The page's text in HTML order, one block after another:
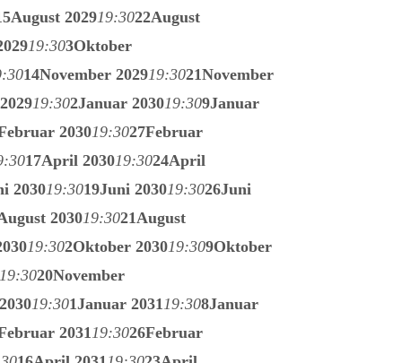
August 202919:3022August
19:303Oktober
14November 202919:3021November
19:302Januar 203019:309Januar
203019:3027Februar
17April 203019:3024April
203019:3019Juni 203019:3026Juni
203019:3021 August
19:302Oktober 203019:309Oktober
19:3020November
19:301Januar 2031 19:308Januar
2031 19:3026Februar